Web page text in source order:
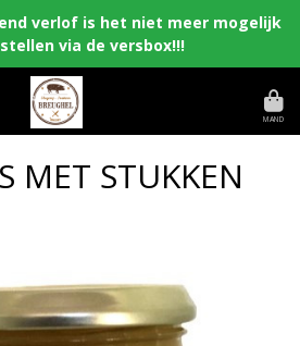
verlof is het niet meer mogelijk
via de versbox!!!
MAND
MET STUKKEN